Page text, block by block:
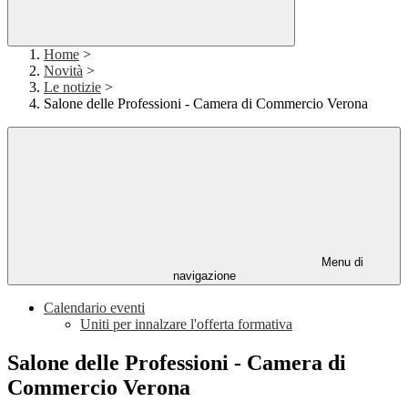
Home >
Novità >
Le notizie >
Salone delle Professioni - Camera di Commercio Verona
Menu di
navigazione
Calendario eventi
Uniti per innalzare l'offerta formativa
Salone delle Professioni - Camera di
Commercio Verona